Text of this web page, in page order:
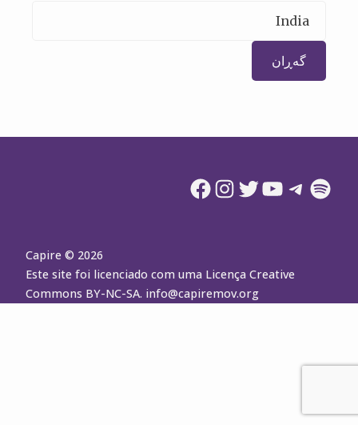
Spotify
Telegram
YouTube
Twitter
Instagram
Facebook
Capire © 2026
Este site foi licenciado com uma Licença Creative
Commons BY-NC-SA. info@capiremov.org